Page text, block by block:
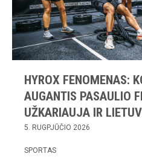
HYROX FENOMENAS:
AUGANTIS PASAULIO
UŽKARIAUJA IR
5. RUGPJŪČIO 2026
SPORTAS